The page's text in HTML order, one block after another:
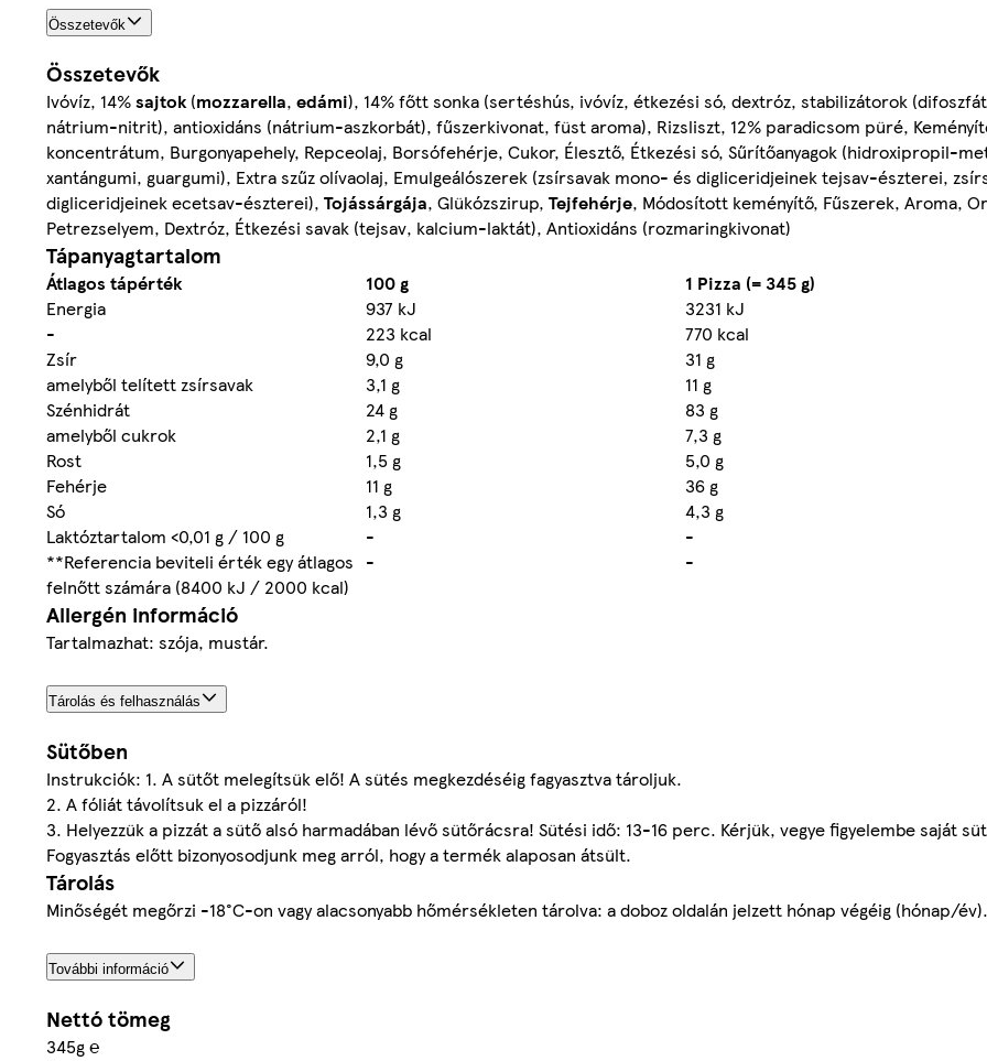
Összetevők
Összetevők
Ivóvíz, 14%sajtok(mozzarella, edámi), 14% főtt sonka (sertéshús, ivóvíz, étkezési só, dextróz, stabilizátorok
nátrium-nitrit), antioxidáns (nátrium-aszkorbát), fűszerkivonat, füst aroma), Rizsliszt, 12% paradicsom püré,
koncentrátum, Burgonyapehely, Repceolaj, Borsófehérje, Cukor, Élesztő, Étkezési só, Sűrítőanyagok (hidroxipropil-
xantángumi, guargumi), Extra szűz olívaolaj, Emulgeálószerek (zsírsavak mono- és digliceridjeinek tejsav-észterei,
digliceridjeinek ecetsav-észterei), Tojássárgája, Glükózszirup, Tejfehérje, Módosított keményítő, Fűszerek, Aroma,
Petrezselyem, Dextróz, Étkezési savak (tejsav, kalcium-laktát), Antioxidáns (rozmaringkivonat)
Tápanyagtartalom
Átlagos tápérték 100 g 1 Pizza (= 345 g)
Energia
937 kJ 3231 kJ
-
223 kcal
770 kcal
Zsír
9,0 g 31 g
amelyből telített zsírsavak
3,1 g 11 g
Szénhidrát
24 g 83 g
amelyből cukrok
2,1 g 7,3 g
Rost
1,5 g
5,0 g
Fehérje
11 g 36 g
Só
1,3 g 4,3 g
Laktóztartalom <0,01 g / 100 g
- -
**Referencia beviteli érték egy átlagos
felnőtt számára (8400 kJ / 2000 kcal)
- -
Allergén információ
Tartalmazhat: szója, mustár.
Tárolás és felhasználás
Sütőben
Instrukciók: 1. A sütőt melegítsük elő! A sütés megkezdéséig fagyasztva tároljuk.
2. A fóliát távolítsuk el a pizzáról!
3. Helyezzük a pizzát a sütő alsó harmadában lévő sütőrácsra! Sütési idő: 13-16 perc. Kérjük, vegye figyelembe saját
Fogyasztás előtt bizonyosodjunk meg arról, hogy a termék alaposan átsült.
Tárolás
Minőségét megőrzi -18°C-on vagy alacsonyabb hőmérsékleten tárolva: a doboz oldalán jelzett hónap végéig (hónap/év).
További információ
Nettó tömeg
345g ℮